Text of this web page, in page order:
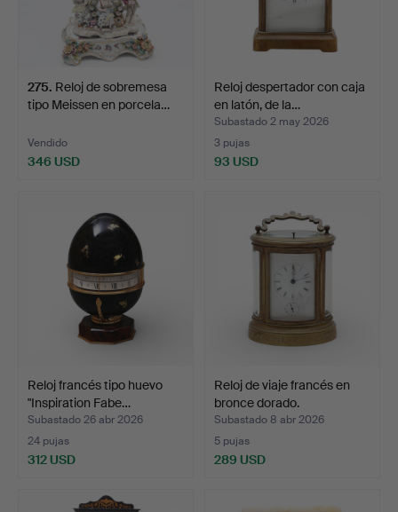
275. Reloj de sobremesa
tipo Meissen en porcela…
Vendido
346 USD
Reloj despertador con caja
en latón, de la…
Subastado 2 may 2026
3 pujas
93 USD
Reloj francés tipo huevo
"Inspiration Fabe…
Subastado 26 abr 2026
24 pujas
312 USD
Reloj de viaje francés en
bronce dorado.
Subastado 8 abr 2026
5 pujas
289 USD